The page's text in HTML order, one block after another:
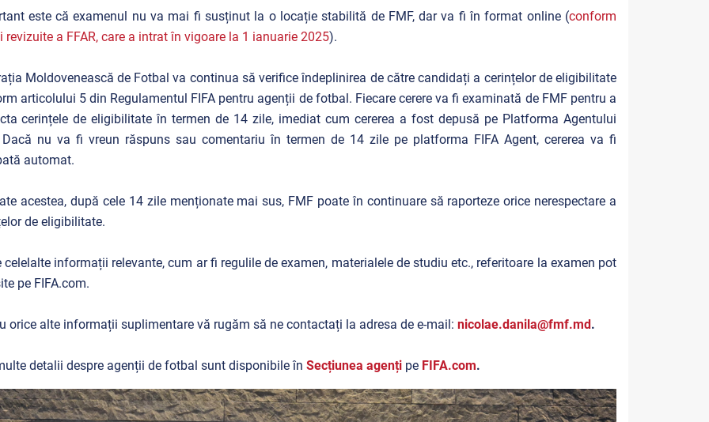
este că examenul nu va mai fi susținut la o locație stabilită de FMF, dar va fi în format online (conform
revizuite a FFAR, care a intrat în vigoare la 1 ianuarie 2025).
Moldovenească de Fotbal va continua să verifice îndeplinirea de către candidați a cerințelor de eligibilitate
articolului 5 din Regulamentul FIFA pentru agenții de fotbal. Fiecare cerere va fi examinată de FMF pentru a
cerințele de eligibilitate în termen de 14 zile, imediat cum cererea a fost depusă pe Platforma Agentului
Dacă nu va fi vreun răspuns sau comentariu în termen de 14 zile pe platforma FIFA Agent, cererea va fi
automat.
acestea, după cele 14 zile menționate mai sus, FMF poate în continuare să raporteze orice nerespectare a
de eligibilitate.
celelalte informații relevante, cum ar fi regulile de examen, materialele de studiu etc., referitoare la examen pot
pe FIFA.com.
orice alte informații suplimentare vă rugăm să ne contactați la adresa de e-mail: nicolae.danila@fmf.md.
detalii despre agenții de fotbal sunt disponibile în Secțiunea agenți pe FIFA.com.